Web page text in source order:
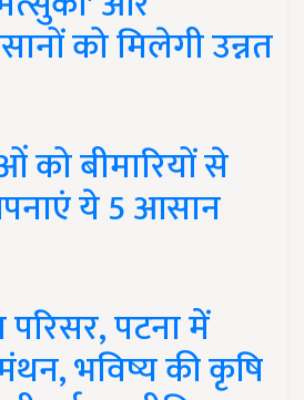
को मिलेगी उन्नत
बीमारियों से
ये 5 आसान
पटना में
भविष्य की कृषि